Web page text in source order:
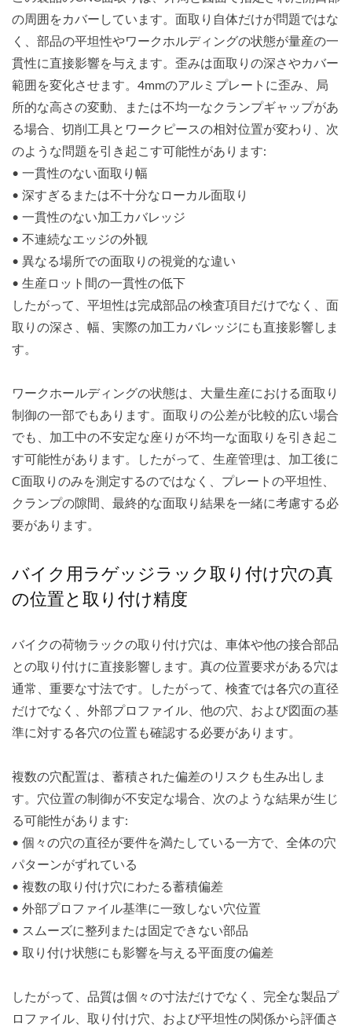
の周囲をカバーしています。面取り自体だけが問題ではな
く、部品の平坦性やワークホルディングの状態が量産の一
貫性に直接影響を与えます。歪みは面取りの深さやカバー
範囲を変化させます。4mmのアルミプレートに歪み、局
所的な高さの変動、または不均一なクランプギャップがあ
る場合、切削工具とワークピースの相対位置が変わり、次
のような問題を引き起こす可能性があります:
• 一貫性のない面取り幅
• 深すぎるまたは不十分なローカル面取り
• 一貫性のない加工カバレッジ
• 不連続なエッジの外観
• 異なる場所での面取りの視覚的な違い
• 生産ロット間の一貫性の低下
したがって、平坦性は完成部品の検査項目だけでなく、面
取りの深さ、幅、実際の加工カバレッジにも直接影響しま
す。
ワークホールディングの状態は、大量生産における面取り
制御の一部でもあります。面取りの公差が比較的広い場合
でも、加工中の不安定な座りが不均一な面取りを引き起こ
す可能性があります。したがって、生産管理は、加工後に
C面取りのみを測定するのではなく、プレートの平坦性、
クランプの隙間、最終的な面取り結果を一緒に考慮する必
要があります。
バイク用ラゲッジラック取り付け穴の真
の位置と取り付け精度
バイクの荷物ラックの取り付け穴は、車体や他の接合部品
との取り付けに直接影響します。真の位置要求がある穴は
通常、重要な寸法です。したがって、検査では各穴の直径
だけでなく、外部プロファイル、他の穴、および図面の基
準に対する各穴の位置も確認する必要があります。
複数の穴配置は、蓄積された偏差のリスクも生み出しま
す。穴位置の制御が不安定な場合、次のような結果が生じ
る可能性があります:
• 個々の穴の直径が要件を満たしている一方で、全体の穴
パターンがずれている
• 複数の取り付け穴にわたる蓄積偏差
• 外部プロファイル基準に一致しない穴位置
• スムーズに整列または固定できない部品
• 取り付け状態にも影響を与える平面度の偏差
したがって、品質は個々の寸法だけでなく、完全な製品プ
ロファイル、取り付け穴、および平坦性の関係から評価さ